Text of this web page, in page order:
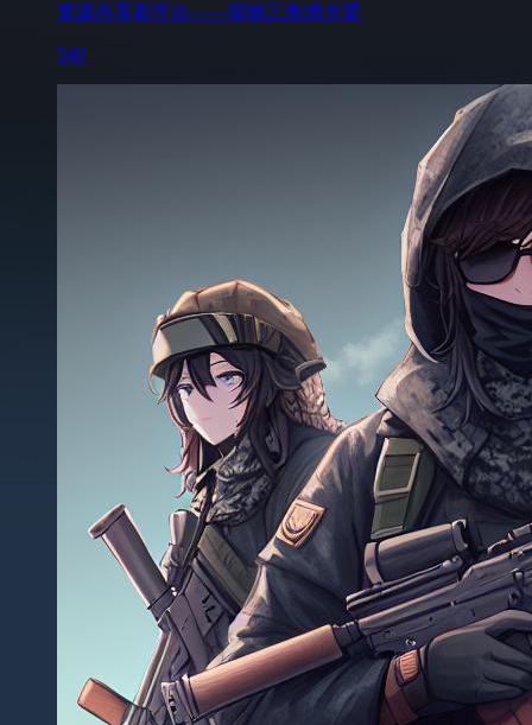
资源共享新平台——探秘三角洲卡盟
540